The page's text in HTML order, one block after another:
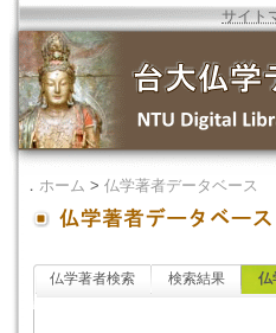
サイト
． ホーム > 仏学著者データベース
仏学著者検索 検索結果 仏